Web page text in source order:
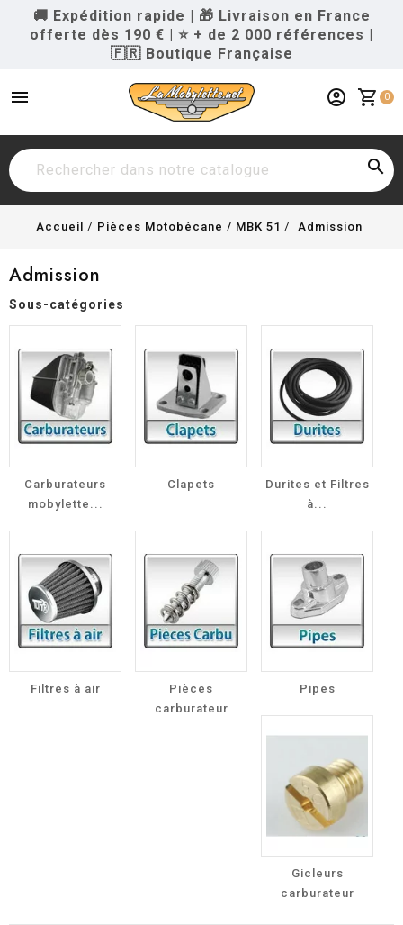
🚚 Expédition rapide | 🎁 Livraison en France
offerte dès 190 € | ⭐ + de 2 000 références |
🇫🇷 Boutique Française
menu shopping_cart 0
account_circle

Accueil Pièces Motobécane / MBK 51 Admission
Admission
Sous-catégories
Carburateurs
mobylette...
Clapets
Durites et Filtres
à...
Filtres à air
Pièces
carburateur
Pipes
Gicleurs
carburateur